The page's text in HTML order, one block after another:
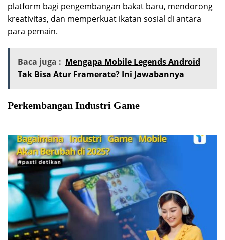
platform bagi pengembangan bakat baru, mendorong
kreativitas, dan memperkuat ikatan sosial di antara
para pemain.
Baca juga : Mengapa Mobile Legends Android
Tak Bisa Atur Framerate? Ini Jawabannya
Perkembangan Industri Game